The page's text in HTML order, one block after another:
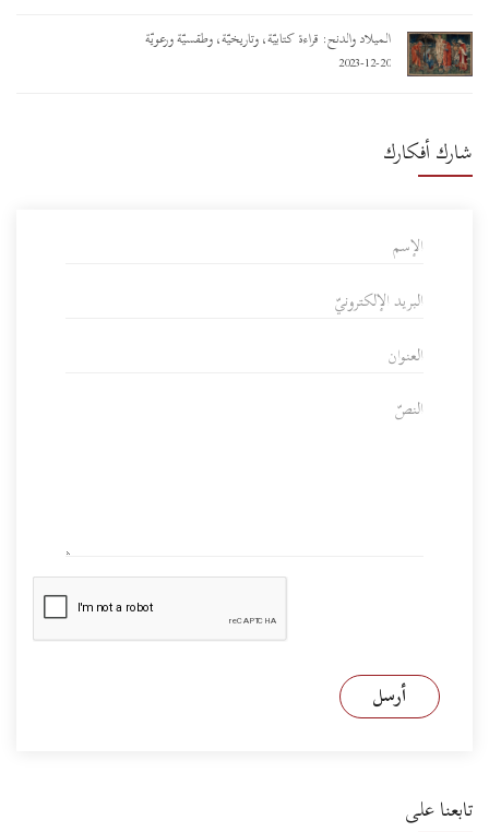
الميلاد والدنح: قراءة كتابيّة، وتاريخيّة، وطقسيّة ورعويّة
2023-12-20
شارك أفكارك
أرسل
تابعنا على